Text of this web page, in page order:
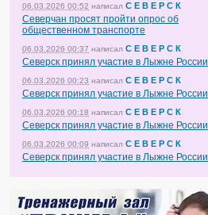
06.03.2026 00:52 написал С Е В Е Р С К
Северчан просят пройти опрос об
общественном транспорте
06.03.2026 00:37 написал С Е В Е Р С К
Северск принял участие в Лыжне России
06.03.2026 00:23 написал С Е В Е Р С К
Северск принял участие в Лыжне России
06.03.2026 00:18 написал С Е В Е Р С К
Северск принял участие в Лыжне России
06.03.2026 00:09 написал С Е В Е Р С К
Северск принял участие в Лыжне России